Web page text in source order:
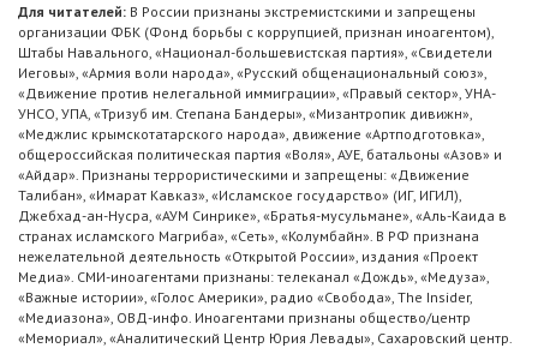
Для читателей: В России признаны экстремистскими и запрещены
организации ФБК (Фонд борьбы с коррупцией, признан иноагентом),
Штабы Навального, «Национал-большевистская партия», «Свидетели
Иеговы», «Армия воли народа», «Русский общенациональный союз»,
«Движение против нелегальной иммиграции», «Правый сектор», УНА-
УНСО, УПА, «Тризуб им. Степана Бандеры», «Мизантропик дивижн»,
«Меджлис крымскотатарского народа», движение «Артподготовка»,
общероссийская политическая партия «Воля», АУЕ, батальоны «Азов» и
«Айдар». Признаны террористическими и запрещены: «Движение
Талибан», «Имарат Кавказ», «Исламское государство» (ИГ, ИГИЛ),
Джебхад-ан-Нусра, «АУМ Синрике», «Братья-мусульмане», «Аль-Каида в
странах исламского Магриба», «Сеть», «Колумбайн». В РФ признана
нежелательной деятельность «Открытой России», издания «Проект
Медиа». СМИ-иноагентами признаны: телеканал «Дождь», «Медуза»,
«Важные истории», «Голос Америки», радио «Свобода», The Insider,
«Медиазона», ОВД-инфо. Иноагентами признаны общество/центр
«Мемориал», «Аналитический Центр Юрия Левады», Сахаровский центр.